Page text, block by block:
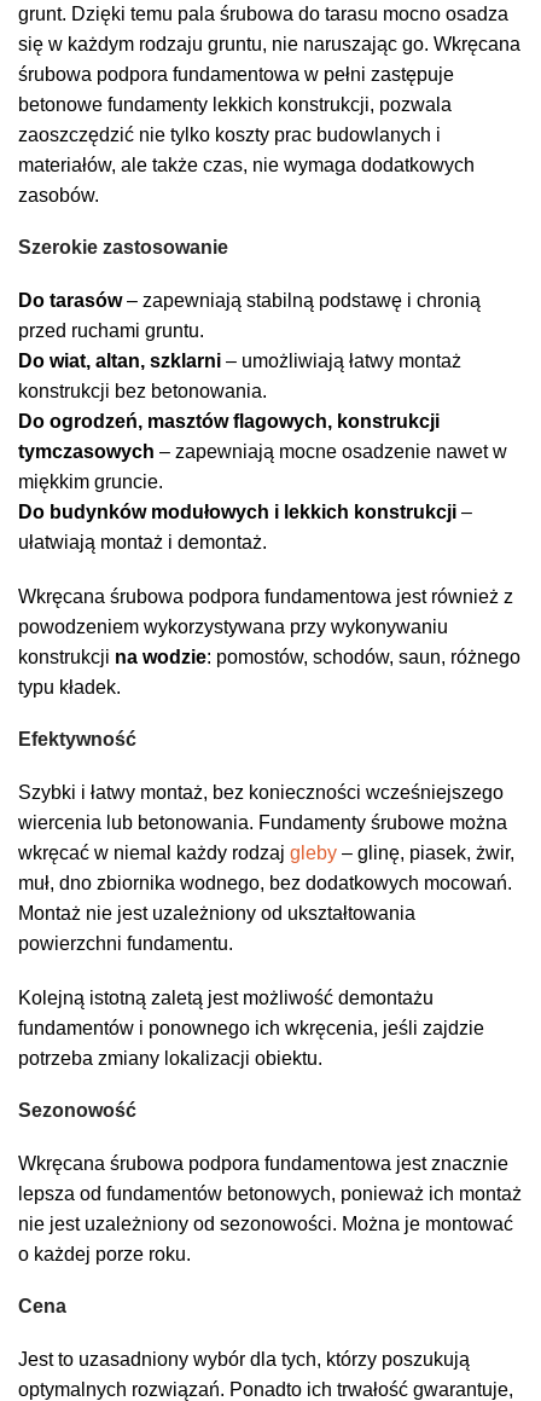
grunt. Dzięki temu pala śrubowa do tarasu mocno osadza
się w każdym rodzaju gruntu, nie naruszając go. Wkręcana
śrubowa podpora fundamentowa w pełni zastępuje
betonowe fundamenty lekkich konstrukcji, pozwala
zaoszczędzić nie tylko koszty prac budowlanych i
materiałów, ale także czas, nie wymaga dodatkowych
zasobów.
Szerokie zastosowanie
Do tarasów– zapewniają stabilną podstawę i chronią
przed ruchami gruntu.
Do wiat, altan, szklarni – umożliwiają łatwy montaż
konstrukcji bez betonowania.
Do ogrodzeń, masztów flagowych, konstrukcji
tymczasowych – zapewniają mocne osadzenie nawet w
miękkim gruncie.
Do budynków modułowych i lekkich konstrukcji –
ułatwiają montaż i demontaż.
Wkręcana śrubowa podpora fundamentowa jest również z
powodzeniem wykorzystywana przy wykonywaniu
konstrukcji na wodzie: pomostów, schodów, saun, różnego
typu kładek.
Efektywność
Szybki i łatwy montaż, bez konieczności wcześniejszego
wiercenia lub betonowania. Fundamenty śrubowe można
wkręcać w niemal każdy rodzaj gleby – glinę, piasek, żwir,
muł, dno zbiornika wodnego, bez dodatkowych mocowań.
Montaż nie jest uzależniony od ukształtowania
powierzchni fundamentu.
Kolejną istotną zaletą jest możliwość demontażu
fundamentów i ponownego ich wkręcenia, jeśli zajdzie
potrzeba zmiany lokalizacji obiektu.
Sezonowość
Wkręcana śrubowa podpora fundamentowa jest znacznie
lepsza od fundamentów betonowych, ponieważ ich montaż
nie jest uzależniony od sezonowości. Można je montować
o każdej porze roku.
Cena
Jest to uzasadniony wybór dla tych, którzy poszukują
optymalnych rozwiązań. Ponadto ich trwałość gwarantuje,